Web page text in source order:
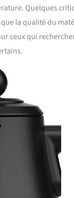
Quelques
la qualité du
ceux qui